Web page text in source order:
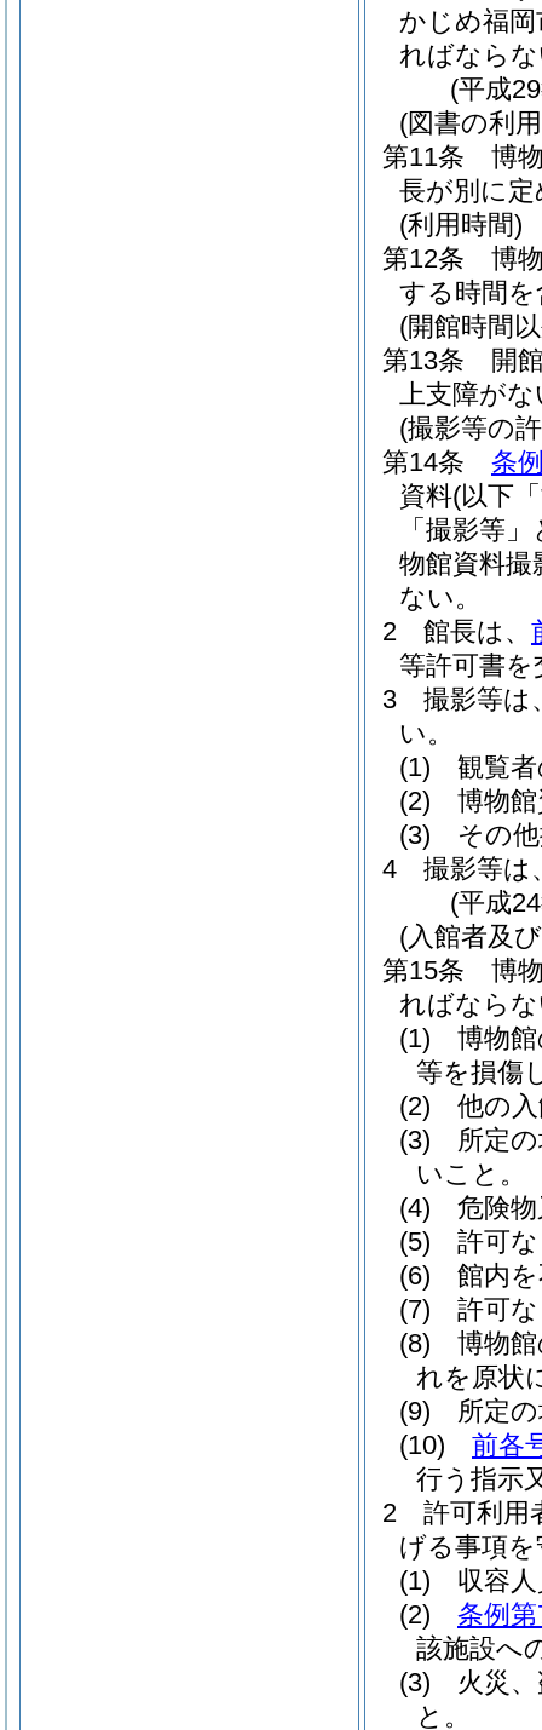
かじめ福
ればなら
(平成
(図書の利
第11条
博
長が別に
(利用時間)
第12条
博
する時間
(開館時間
第13条
開
上支障が
(撮影等の
第14条
条
資料(以下
「撮影等
物館資料
ない。
2
館長は、
等許可書
3
撮影等は
い。
(1)
観覧
(2)
博物
(3)
その
4
撮影等は
(平成
(入館者及
第15条
博
ればなら
(1)
博物
等を損傷
(2)
他の
(3)
所定
いこと。
(4)
危険
(5)
許可
(6)
館内
(7)
許可
(8)
博物
れを原状
(9)
所定
(10)
前各
行う指示
2
許可利用
げる事項
(1)
収容
(2)
条例
該施設へ
(3)
火災
と。